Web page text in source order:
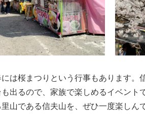
は桜まつりという行事もあります。
出るので、家族で楽しめるイベント
山である信夫山を、ぜひ一度楽しん